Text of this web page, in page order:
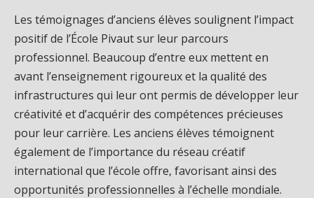
Les témoignages d’anciens élèves soulignent l’impact
positif de l’École Pivaut sur leur parcours
professionnel. Beaucoup d’entre eux mettent en
avant l’enseignement rigoureux et la qualité des
infrastructures qui leur ont permis de développer leur
créativité et d’acquérir des compétences précieuses
pour leur carrière. Les anciens élèves témoignent
également de l’importance du réseau créatif
international que l’école offre, favorisant ainsi des
opportunités professionnelles à l’échelle mondiale.